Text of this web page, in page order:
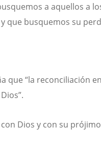
a aquellos a
que busquemos su
que “la reconciliación
Dios y con su